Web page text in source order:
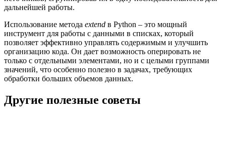
дальнейшей работы.
Использование метода extend в Python – это мощный
инструмент для работы с данными в списках, который
позволяет эффективно управлять содержимым и улучшить
организацию кода. Он дает возможность оперировать не
только с отдельными элементами, но и с целыми группами
значений, что особенно полезно в задачах, требующих
обработки больших объемов данных.
Другие полезные советы